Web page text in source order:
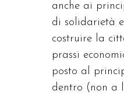
anche ai
di solidarietà
costruire la
prassi
posto al
dentro (non a